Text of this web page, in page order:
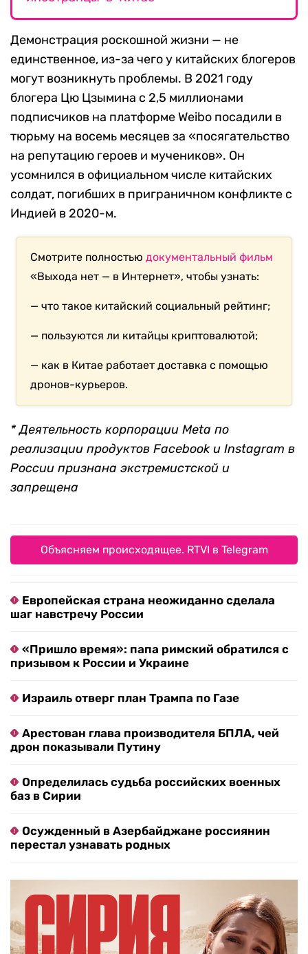
Демонстрация роскошной жизни — не
единственное, из-за чего у китайских блогеров
могут возникнуть проблемы. В 2021 году
блогера Цю Цзымина с 2,5 миллионами
подписчиков на платформе Weibo посадили в
тюрьму на восемь месяцев за «посягательство
на репутацию героев и мучеников». Он
усомнился в официальном числе китайских
солдат, погибших в приграничном конфликте с
Индией в 2020-м.
Смотрите полностьюдокументальный фильм
«Выхода нет — в Интернет», чтобы узнать:
— что такое китайский социальный рейтинг;
— пользуются ли китайцы криптовалютой;
— как в Китае работает доставка с помощью
дронов-курьеров.
* Деятельность корпорации Meta по
реализации продуктов Facebook и Instagram в
России признана экстремистской и
запрещена
Объясняем происходящее. RTVI в Telegram
Европейская страна неожиданно сделала
шаг навстречу России
«Пришло время»: папа римский обратился с
призывом к России и Украине
Израиль отверг план Трампа по Газе
Арестован глава производителя БПЛА, чей
дрон показывали Путину
Определилась судьба российских военных
баз в Сирии
Осужденный в Азербайджане россиянин
перестал узнавать родных